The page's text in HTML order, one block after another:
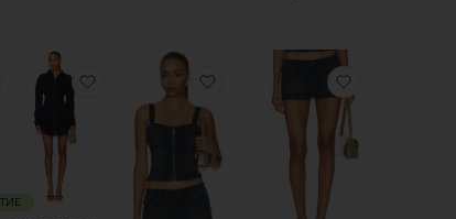
избранноеШОРТЫ PARKER
избранноеПЛАТЬЕ ELLAизбранноеБЮСТЬЕ